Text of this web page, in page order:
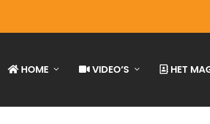
HOME VIDEO’S HET